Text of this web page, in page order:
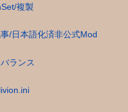
複製
/日本語化済非公式Mod
ランス